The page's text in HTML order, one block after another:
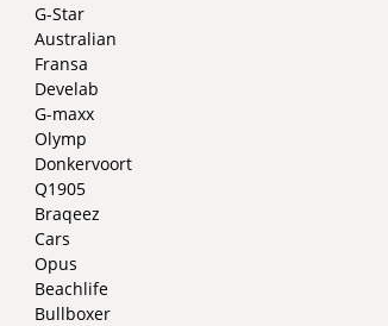
G-Star
Australian
Fransa
Develab
G-maxx
Olymp
Donkervoort
Q1905
Braqeez
Cars
Opus
Beachlife
Bullboxer